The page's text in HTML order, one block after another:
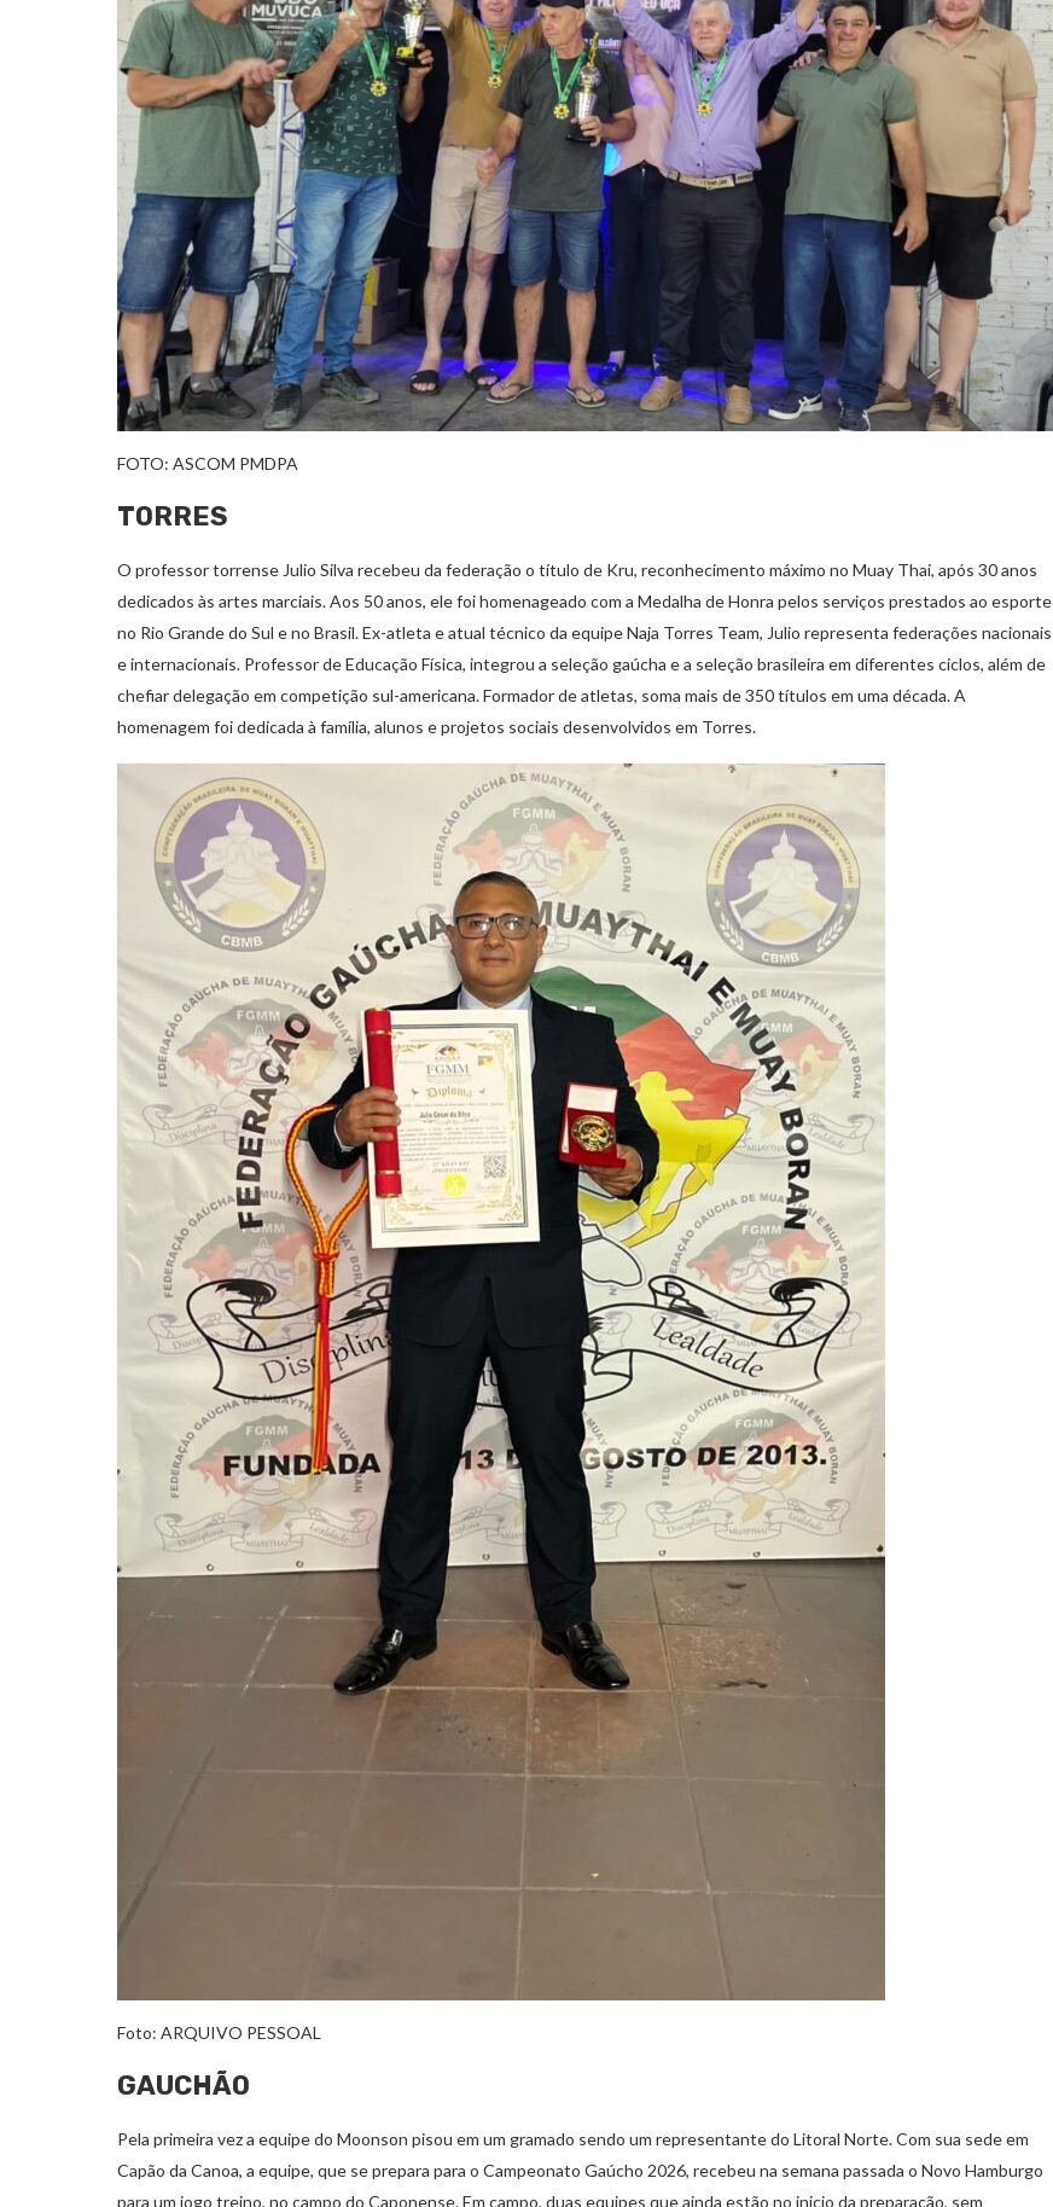
FOTO: ASCOM PMDPA
TORRES
O professor torrense Julio Silva recebeu da federação o título de Kru, reconhecimento máximo no Muay Thai, após 30 anos
dedicados às artes marciais. Aos 50 anos, ele foi homenageado com a Medalha de Honra pelos serviços prestados ao esporte
no Rio Grande do Sul e no Brasil. Ex-atleta e atual técnico da equipe Naja Torres Team, Julio representa federações nacionais
e internacionais. Professor de Educação Física, integrou a seleção gaúcha e a seleção brasileira em diferentes ciclos, além de
chefiar delegação em competição sul-americana. Formador de atletas, soma mais de 350 títulos em uma década. A
homenagem foi dedicada à família, alunos e projetos sociais desenvolvidos em Torres.
Foto: ARQUIVO PESSOAL
GAUCHÃO
Pela primeira vez a equipe do Moonson pisou em um gramado sendo um representante do Litoral Norte. Com sua sede em
Capão da Canoa, a equipe, que se prepara para o Campeonato Gaúcho 2026, recebeu na semana passada o Novo Hamburgo
para um jogo treino, no campo do Caponense. Em campo, duas equipes que ainda estão no inicio da preparação, sem